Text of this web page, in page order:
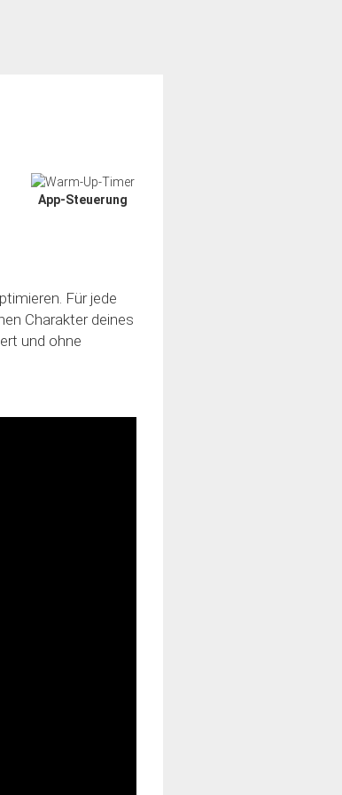
App-Steuerung
Für jede
Charakter deines
und ohne